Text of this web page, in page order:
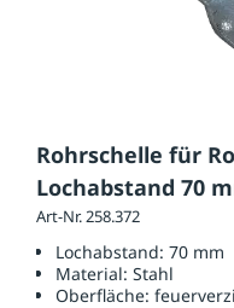
Rohrschelle für
Lochabstand 70
Art-Nr. 258.372
Lochabstand: 70 mm
Material: Stahl
Oberfläche: